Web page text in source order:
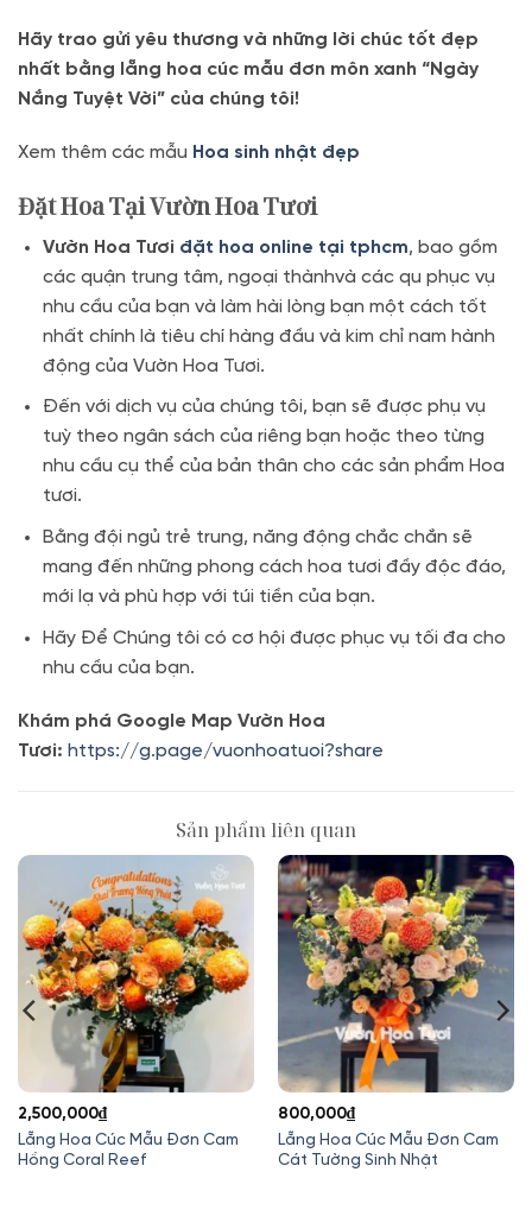
Hãy trao gửi yêu thương và những lời chúc tốt đẹp
nhất bằng lẵng hoa cúc mẫu đơn môn xanh “Ngày
Nắng Tuyệt Vời” của chúng tôi!
Xem thêm các mẫu Hoa sinh nhật đẹp
Đặt Hoa Tại Vườn Hoa Tươi
Vườn Hoa Tươi đặt hoa online tại tphcm, bao gồm
các quận trung tâm, ngoại thànhvà các qu phục vụ
nhu cầu của bạn và làm hài lòng bạn một cách tốt
nhất chính là tiêu chí hàng đầu và kim chỉ nam hành
động của Vườn Hoa Tươi.
Đến với dịch vụ của chúng tôi, bạn sẽ được phụ vụ
tuỳ theo ngân sách của riêng bạn hoặc theo từng
nhu cầu cụ thể của bản thân cho các sản phẩm Hoa
tươi.
Bằng đội ngủ trẻ trung, năng động chắc chắn sẽ
mang đến những phong cách hoa tươi đầy độc đáo,
mới lạ và phù hợp với túi tiền của bạn.
Hãy Để Chúng tôi có cơ hội được phục vụ tối đa cho
nhu cầu của bạn.
Khám phá Google Map Vườn Hoa
Tươi: https://g.page/vuonhoatuoi?share
Sản phẩm liên quan
Lẵng Hoa Cúc Mẫu Đơn Cam
Hồng Coral Reef
2,500,000₫
Lẵng Hoa Cúc Mẫu Đơn Cam
Cát Tường Sinh Nhật
800,000₫